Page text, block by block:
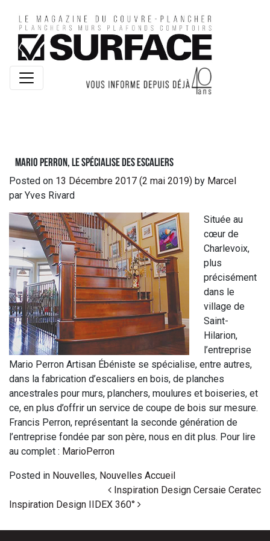
Mario Perron, le spécialise des escaliers
Posted on 13 Décembre 2017 (2 mai 2019) by Marcel
par Yves Rivard
Située au
cœur de
Charlevoix,
plus
précisément
dans le
village de
Saint-
Hilarion,
l’entreprise
Mario Perron Artisan Ébéniste se spécialise, entre autres,
dans la fabrication d’escaliers en bois, de planches
ancestrales pour murs, planchers, moulures et boiseries, et
ce, en plus d’offrir un service de coupe de bois sur mesure.
Francis Perron, représentant la seconde génération de
l’entreprise fondée par son père, nous en dit plus. Pour lire
au complet : MarioPerron
Posted in Nouvelles, Nouvelles Accueil
Inspiration Design Cersaie Ceratec
Inspiration Design IIDEX 360°